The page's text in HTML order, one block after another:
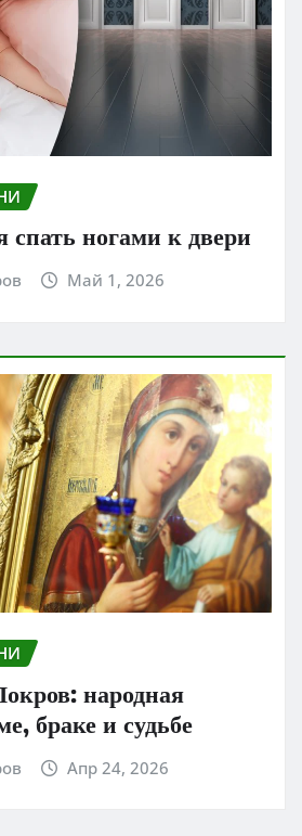
спать ногами к двери
Май 1, 2026
народная
браке и судьбе
Апр 24, 2026